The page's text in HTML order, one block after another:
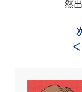
然